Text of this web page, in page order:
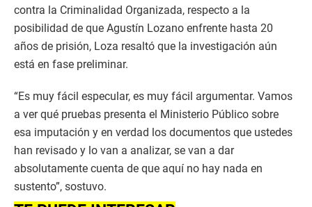
contra la Criminalidad Organizada, respecto a la
posibilidad de que Agustín Lozano enfrente hasta 20
años de prisión, Loza resaltó que la investigación aún
está en fase preliminar.
“Es muy fácil especular, es muy fácil argumentar. Vamos
a ver qué pruebas presenta el Ministerio Público sobre
esa imputación y en verdad los documentos que ustedes
han revisado y lo van a analizar, se van a dar
absolutamente cuenta de que aquí no hay nada en
sustento”, sostuvo.